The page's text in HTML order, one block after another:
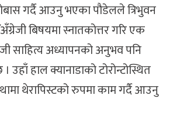
गर्दै आउनु भएका पौडेलले त्रिभुवन
बिषयमा स्नातकोत्तर गरि एक
साहित्य अध्यापनको अनुभव पनि
हाल क्यानाडाको टोरोन्टोस्थित
थेरापिस्टको रुपमा काम गर्दै आउनु